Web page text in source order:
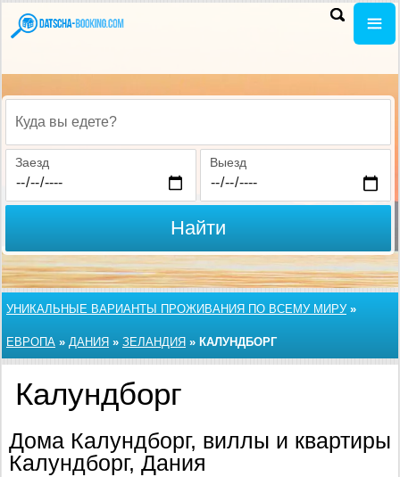
Куда вы едете?
Заезд Выезд
Найти
УНИКАЛЬНЫЕ ВАРИАНТЫ ПРОЖИВАНИЯ ПО ВСЕМУ МИРУ»
ЕВРОПА » ДАНИЯ » ЗЕЛАНДИЯ » КАЛУНДБОРГ
Калундборг
Дома Калундборг, виллы и квартиры
Калундборг, Дания